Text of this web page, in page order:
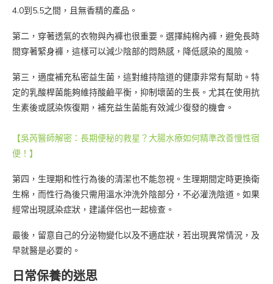
4.0到5.5之間，且無香精的產品。
第二，穿著透氣的衣物與內褲也很重要。選擇純棉內褲，避免長時
間穿著緊身褲，這樣可以減少陰部的悶熱感，降低感染的風險。
第三，適度補充私密益生菌，這對維持陰道的健康非常有幫助。特
定的乳酸桿菌能夠維持酸鹼平衡，抑制壞菌的生長。尤其在使用抗
生素後或感染恢復期，補充益生菌能有效減少復發的機會。
【吳芮醫師解密：長期便秘的救星？大腸水療如何精準改善慢性宿
便！】
第四，生理期和性行為後的清潔也不能忽視。生理期間定時更換衛
生棉，而性行為後只需用溫水沖洗外陰部分，不必灌洗陰道。如果
經常出現感染症狀，建議伴侶也一起檢查。
最後，留意自己的分泌物變化以及不適症狀，若出現異常情況，及
早就醫是必要的。
日常保養的迷思